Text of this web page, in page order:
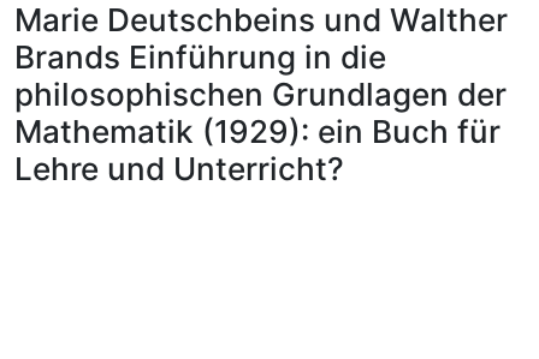
FAQ
Leitlinien
Zurück zur Startseite
Marie Deutschbeins und Walther
Brands Einführung in die
philosophischen Grundlagen der
Mathematik (1929): ein Buch für
Lehre und Unterricht?